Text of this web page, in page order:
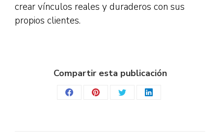
crear vínculos reales y duraderos con sus
propios clientes.
Compartir esta publicación
Share
Share
Share
Share